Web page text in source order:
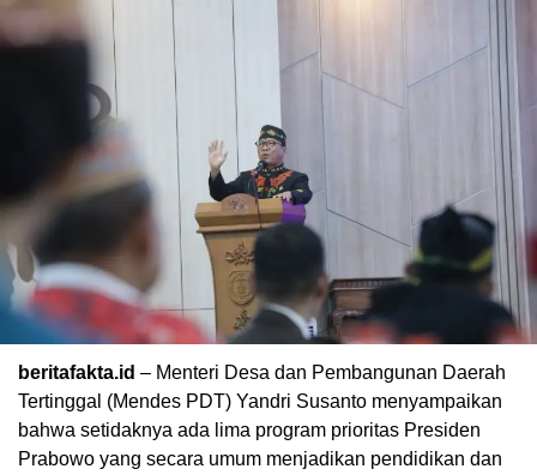
beritafakta.id – Menteri Desa dan Pembangunan Daerah
Tertinggal (Mendes PDT) Yandri Susanto menyampaikan
bahwa setidaknya ada lima program prioritas Presiden
Prabowo yang secara umum menjadikan pendidikan dan